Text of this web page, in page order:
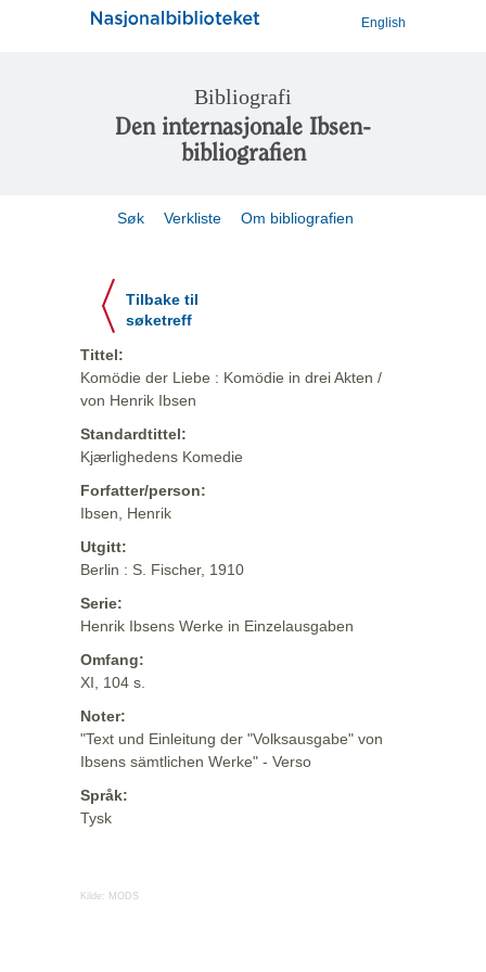
English
Bibliografi
Den internasjonale Ibsen-
bibliografien
Søk Verkliste Om bibliografien
Tilbake til
søketreff
Tittel:
Komödie der Liebe : Komödie in drei Akten /
von Henrik Ibsen
Standardtittel:
Kjærlighedens Komedie
Forfatter/person:
Ibsen, Henrik
Utgitt:
Berlin : S. Fischer, 1910
Serie:
Henrik Ibsens Werke in Einzelausgaben
Omfang:
XI, 104 s.
Noter:
"Text und Einleitung der "Volksausgabe" von
Ibsens sämtlichen Werke" - Verso
Språk:
Tysk
Kilde: MODS